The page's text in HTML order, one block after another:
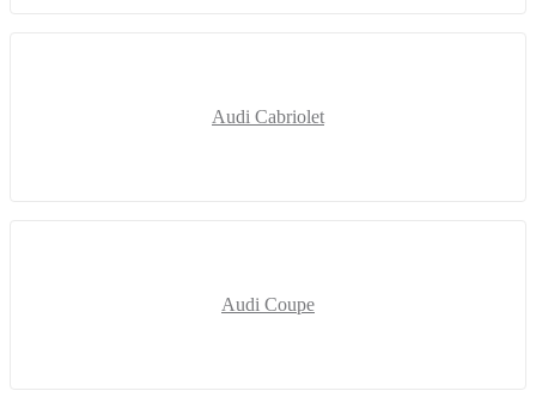
Audi Cabriolet
Audi Coupe